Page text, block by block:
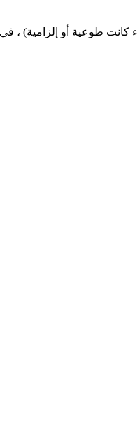
طوعية أو إلزامية) ،